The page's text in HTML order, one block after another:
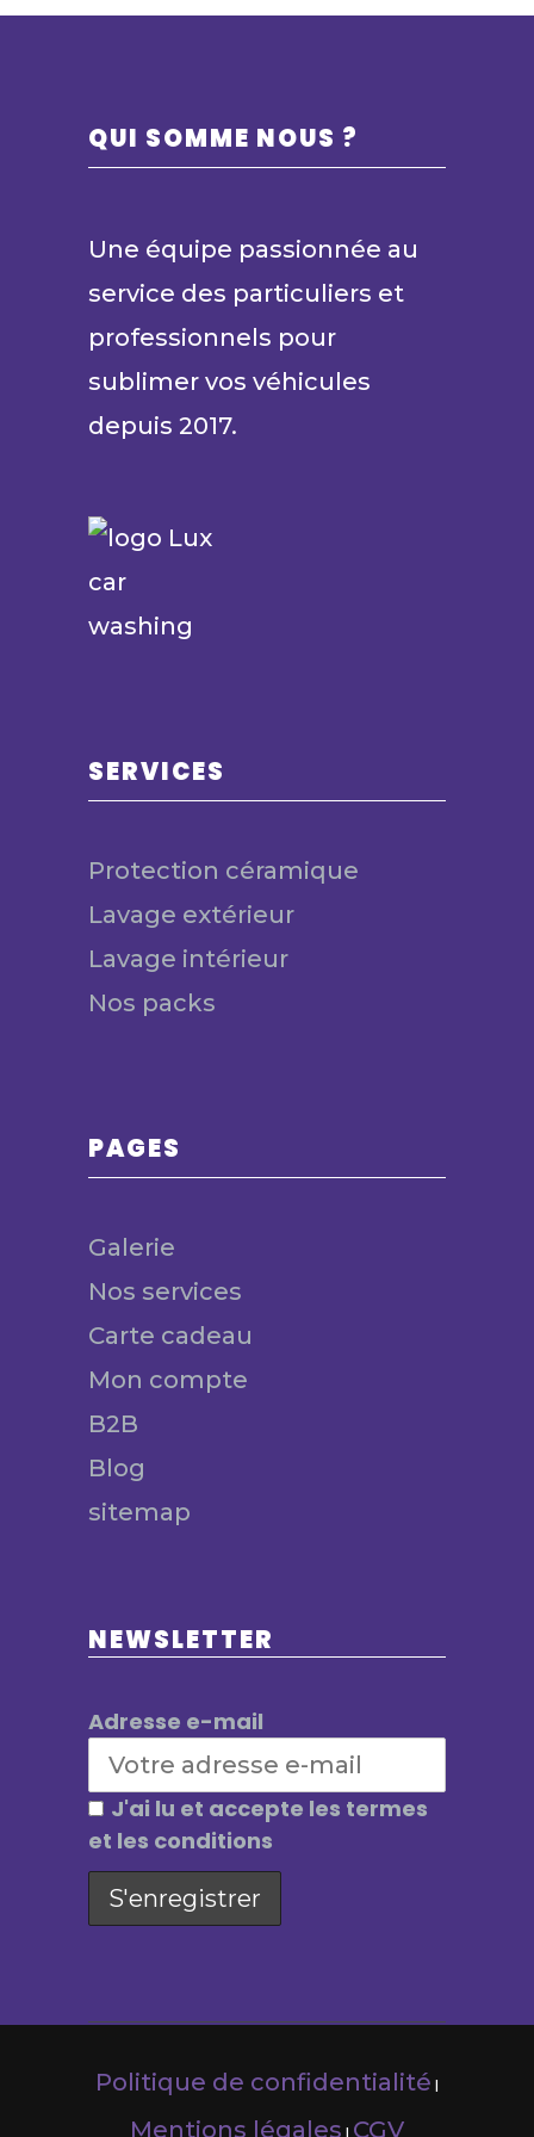
sur
QUI SOMME NOUS ?
Une équipe passionnée au
service des particuliers et
professionnels pour
sublimer vos véhicules
depuis 2017.
SERVICES
Protection céramique
Lavage extérieur
Lavage intérieur
Nos packs
PAGES
Galerie
Nos services
Carte cadeau
Mon compte
B2B
Blog
sitemap
NEWSLETTER
Adresse e-mail
J'ai lu et accepte les termes
et les conditions
Politique de confidentialité |
Mentions légales CGV